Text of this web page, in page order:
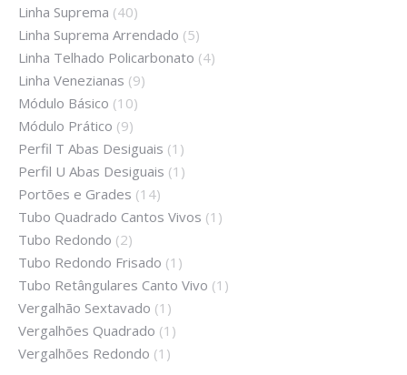
Linha Suprema (40)
Linha Suprema Arrendado (5)
Linha Telhado Policarbonato (4)
Linha Venezianas (9)
Módulo Básico (10)
Módulo Prático (9)
Perfil T Abas Desiguais (1)
Perfil U Abas Desiguais (1)
Portões e Grades (14)
Tubo Quadrado Cantos Vivos (1)
Tubo Redondo (2)
Tubo Redondo Frisado (1)
Tubo Retângulares Canto Vivo (1)
Vergalhão Sextavado (1)
Vergalhões Quadrado (1)
Vergalhões Redondo (1)